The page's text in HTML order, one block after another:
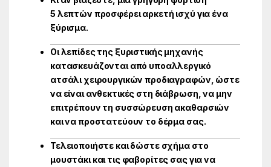
5 λεπτών προσφέρει αρκετή ισχύ για ένα
ξύρισμα.
Οι λεπίδες της ξυριστικής μηχανής
κατασκευάζονται από υποαλλεργικό
ατσάλι χειρουργικών προδιαγραφών, ώστε
να είναι ανθεκτικές στη διάβρωση, να μην
επιτρέπουν τη συσσώρευση ακαθαρσιών
και να προστατεύουν το δέρμα σας.
Τελειοποιήστε και δώστε σχήμα στο
μουστάκι και τις φαβορίτες σας για να